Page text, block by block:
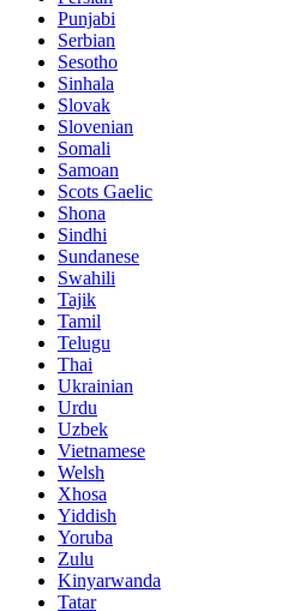
Punjabi
Serbian
Sesotho
Sinhala
Slovak
Slovenian
Somali
Samoan
Scots Gaelic
Shona
Sindhi
Sundanese
Swahili
Tajik
Tamil
Telugu
Thai
Ukrainian
Urdu
Uzbek
Vietnamese
Welsh
Xhosa
Yiddish
Yoruba
Zulu
Kinyarwanda
Tatar